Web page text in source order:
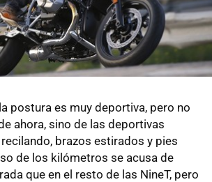
postura es muy deportiva, pero no
ahora, sino de las deportivas
brazos estirados y pies
de los kilómetros se acusa de
que en el resto de las NineT, pero